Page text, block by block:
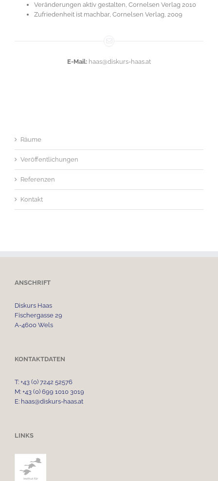
Veränderungen aktiv gestalten, Cornelsen Verlag 2010
Zufriedenheit ist machbar, Cornelsen Verlag, 2009
E-Mail: haas@diskurs-haas.at
Räume
Veröffentlichungen
Referenzen
Kontakt
ANSCHRIFT
Diskurs Haas
Fischergasse 29
A-4600 Wels
KONTAKTDATEN
T: +43 (0) 7242 52576
M: +43 (0) 699 1010 3019
E: haas@diskurs-haas.at
LINKS